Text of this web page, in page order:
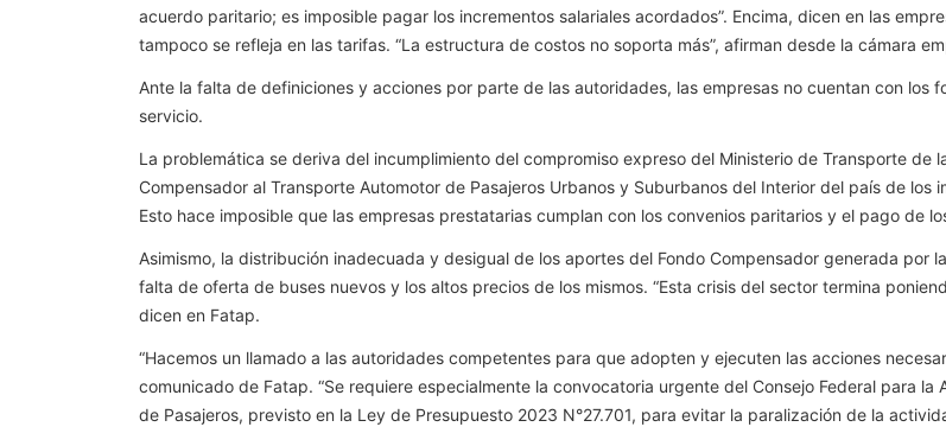
acuerdo paritario; es imposible pagar los incrementos salariales acordados”. Encima, dicen en las
tampoco se refleja en las tarifas. “La estructura de costos no soporta más”, afirman desde la cámara
Ante la falta de definiciones y acciones por parte de las autoridades, las empresas no cuentan con
servicio.
La problemática se deriva del incumplimiento del compromiso expreso del Ministerio de Transporte de
Compensador al Transporte Automotor de Pasajeros Urbanos y Suburbanos del Interior del país de
Esto hace imposible que las empresas prestatarias cumplan con los convenios paritarios y el pago de
Asimismo, la distribución inadecuada y desigual de los aportes del Fondo Compensador generada por
falta de oferta de buses nuevos y los altos precios de los mismos. “Esta crisis del sector termina
dicen en Fatap.
“Hacemos un llamado a las autoridades competentes para que adopten y ejecuten las acciones
comunicado de Fatap. “Se requiere especialmente la convocatoria urgente del Consejo Federal para
de Pasajeros, previsto en la Ley de Presupuesto 2023 N°27.701, para evitar la paralización de la